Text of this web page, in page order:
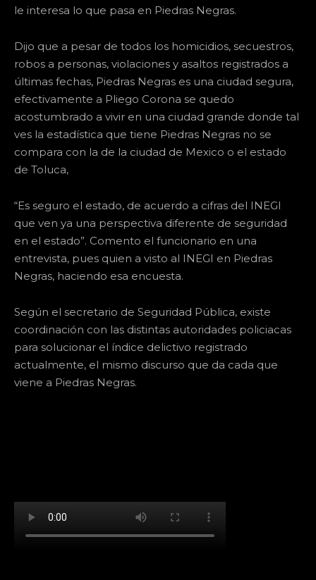
le interesa lo que pasa en Piedras Negras.
Dijo que a pesar de todos los homicidios, secuestros,
robos a personas, violaciones y asaltos registrados a
últimas fechas, Piedras Negras es una ciudad segura,
efectivamente a Pliego Corona se quedo
acostumbrado a vivir en una ciudad grande donde tal
ves la estadística que tiene Piedras Negras no se
compara con la de la ciudad de Mexico o el estado
de Toluca,
“Es seguro el estado, de acuerdo a cifras del INEGI
que ven ya una perspectiva diferente de seguridad
en el estado”. Comento el funcionario en una
entrevista, pues quien a visto al INEGI en Piedras
Negras, haciendo esa encuesta.
Según el secretario de Seguridad Pública, existe
coordinación con las distintas autoridades policiacas
para solucionar el índice delictivo registrado
actualmente, el mismo discurso que da cada que
viene a Piedras Negras.